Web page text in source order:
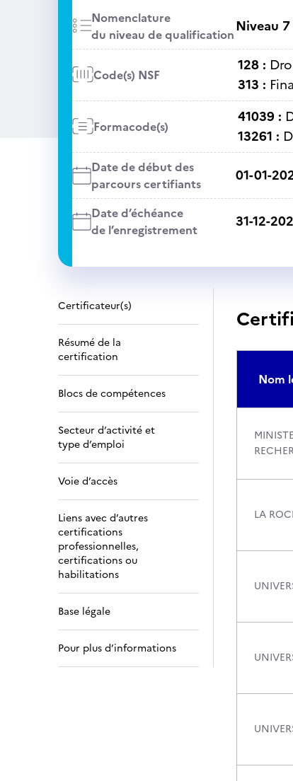
Nomenclature
du niveau de qualificationNiveau 7
Code(s) NSF
128 :
313 :
Formacode(s)
41039 :
13261 :
Date de début des
parcours certifiants
01-01-
Date d’échéance
de l’enregistrement
31-12-
Certificateur(s)
Résumé de la
certification
Blocs de compétences
Secteur d’activité et
type d’emploi
Voie d’accès
Liens avec d’autres
certifications
professionnelles,
certifications ou
habilitations
Base légale
Pour plus d’informations
Nom
LA